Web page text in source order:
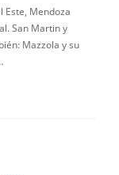
Este, Mendoza
San Martin y
Mazzola y su